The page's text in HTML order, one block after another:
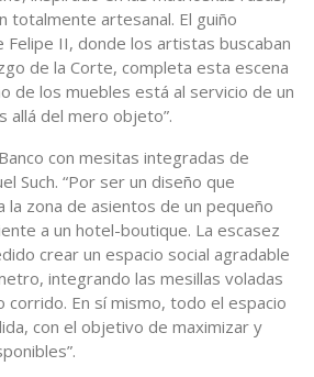
totalmente artesanal. El guiño
Felipe II, donde los artistas buscaban
de la Corte, completa esta escena
de los muebles está al servicio de un
allá del mero objeto”.
con mesitas integradas de
Such. “Por ser un diseño que
la zona de asientos de un pequeño
a un hotel-boutique. La escasez
crear un espacio social agradable
integrando las mesillas voladas
corrido. En sí mismo, todo el espacio
con el objetivo de maximizar y